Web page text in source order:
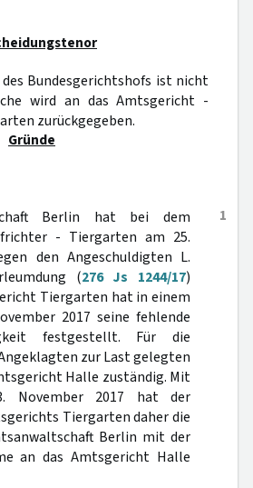
Bundesgerichtshofs ist nicht
wird an das Amtsgericht -
zurückgegeben.
Gründe
1
Berlin hat bei dem
- Tiergarten am 25.
den Angeschuldigten L.
(276 Js 1244/17)
Tiergarten hat in einem
2017 seine fehlende
festgestellt. Für die
zur Last gelegten
Halle zuständig. Mit
November 2017 hat der
Tiergarten daher die
Berlin mit der
an das Amtsgericht Halle